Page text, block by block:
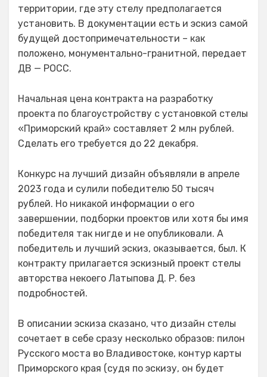
территории, где эту стелу предполагается
установить. В документации есть и эскиз самой
будущей достопримечательности – как
положено, монументально-гранитной, передает
ДВ — РОСС.
Начальная цена контракта на разработку
проекта по благоустройству с установкой стелы
«Приморский край» составляет 2 млн рублей.
Сделать его требуется до 22 декабря.
Конкурс на лучший дизайн объявляли в апреле
2023 года и сулили победителю 50 тысяч
рублей. Но никакой информации о его
завершении, подборки проектов или хотя бы имя
победителя так нигде и не опубликовали. А
победитель и лучший эскиз, оказывается, был. К
контракту прилагается эскизный проект стелы
авторства некоего Латыпова Д. Р. без
подробностей.
В описании эскиза сказано, что дизайн стелы
сочетает в себе сразу несколько образов: пилон
Русского моста во Владивостоке, контур карты
Приморского края (судя по эскизу, он будет